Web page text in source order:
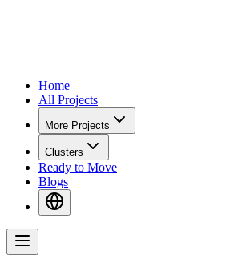
Home
All Projects
More Projects
Clusters
Ready to Move
Blogs